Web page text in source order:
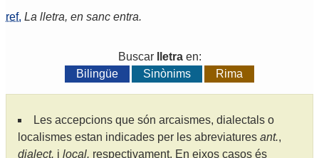
ref. La lletra, en sanc entra.
Buscar lletraen:
Bilingüe
Sinònims Rima
Les accepcions que són arcaismes, dialectals o
localismes estan indicades per les abreviatures ant.,
dialect. i local. respectivament. En eixos casos és